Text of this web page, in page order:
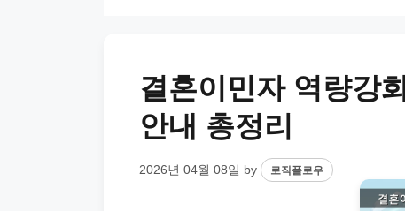
결혼이민자 역량강
안내 총정리
2026년 04월 08일 by 로직플로우